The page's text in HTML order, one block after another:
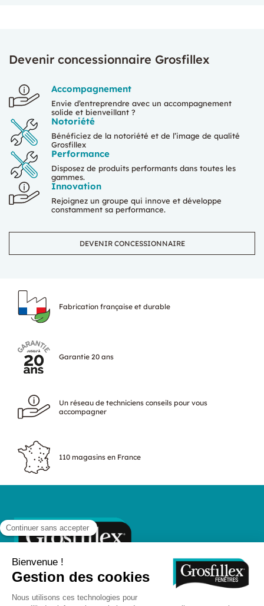
Devenir concessionnaire Grosfillex
Accompagnement
Envie d’entreprendre avec un accompagnement
solide et bienveillant ?
Notoriété
Bénéficiez de la notoriété et de l’image de qualité
Grosfillex
Performance
Disposez de produits performants dans toutes les
gammes.
Innovation
Rejoignez un groupe qui innove et développe
constamment sa performance.
DEVENIR CONCESSIONNAIRE
Fabrication française et durable
Garantie 20 ans
Un réseau de techniciens conseils pour vous
accompagner
110 magasins en France
Suivez-nous